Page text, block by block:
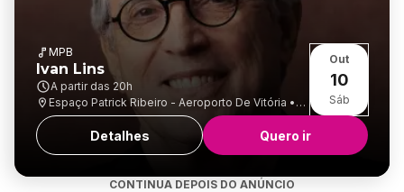
MPB
Ivan Lins
A partir das 20h
Espaço Patrick Ribeiro - Aeroporto De Vitória •
Goiabeiras
Out
10
Sáb
Detalhes Quero ir
CONTINUA DEPOIS DO ANÚNCIO